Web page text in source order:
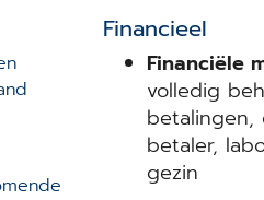
Financieel
Financiële
volledig
betalingen,
betaler,
gezin